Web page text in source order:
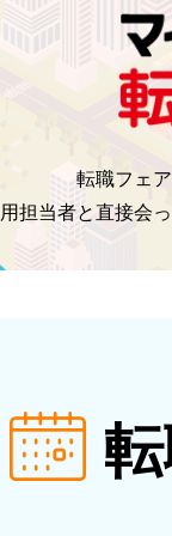
転職フェ
担当者と直接会